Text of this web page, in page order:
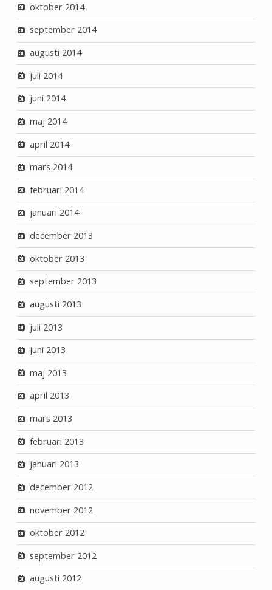
oktober 2014
september 2014
augusti 2014
juli 2014
juni 2014
maj 2014
april 2014
mars 2014
februari 2014
januari 2014
december 2013
oktober 2013
september 2013
augusti 2013
juli 2013
juni 2013
maj 2013
april 2013
mars 2013
februari 2013
januari 2013
december 2012
november 2012
oktober 2012
september 2012
augusti 2012